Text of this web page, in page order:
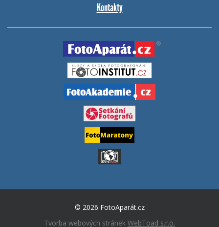
Kontakty
© 2026 FotoAparát.cz
Tvorba webových stránek WebToad s.r.o.